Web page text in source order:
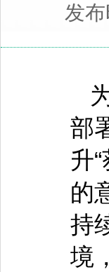
发
部
升
的
持
境